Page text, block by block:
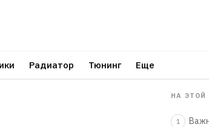
Радиатор Тюнинг Еще
НА ЭТОЙ
1